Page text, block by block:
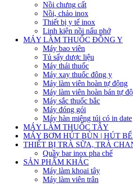
Nồi chưng cất
Nồi, chảo inox
Thiết bị y tế inox
Linh kiện nồi nấu phở
MÁY LÀM THUỐC ĐÔNG Y
Máy bao viên
Tủ sấy dược liệu
Máy thái thuốc
Máy xay thuốc đông y
Máy làm viên hoàn tự động
Máy làm viên hoàn bán tự
Máy sắc thuốc bắc
Máy đóng gói
Máy hàn miệng túi có in date
MÁY LÀM THUỐC TÂY
MÁY BƠM HÚT BÙN | HÚT
THIẾT BỊ TRÀ SỮA, TRÀ
Quầy bar inox pha chế
SẢN PHẨM KHÁC
Máy làm khoai tây
Máy làm viên trân